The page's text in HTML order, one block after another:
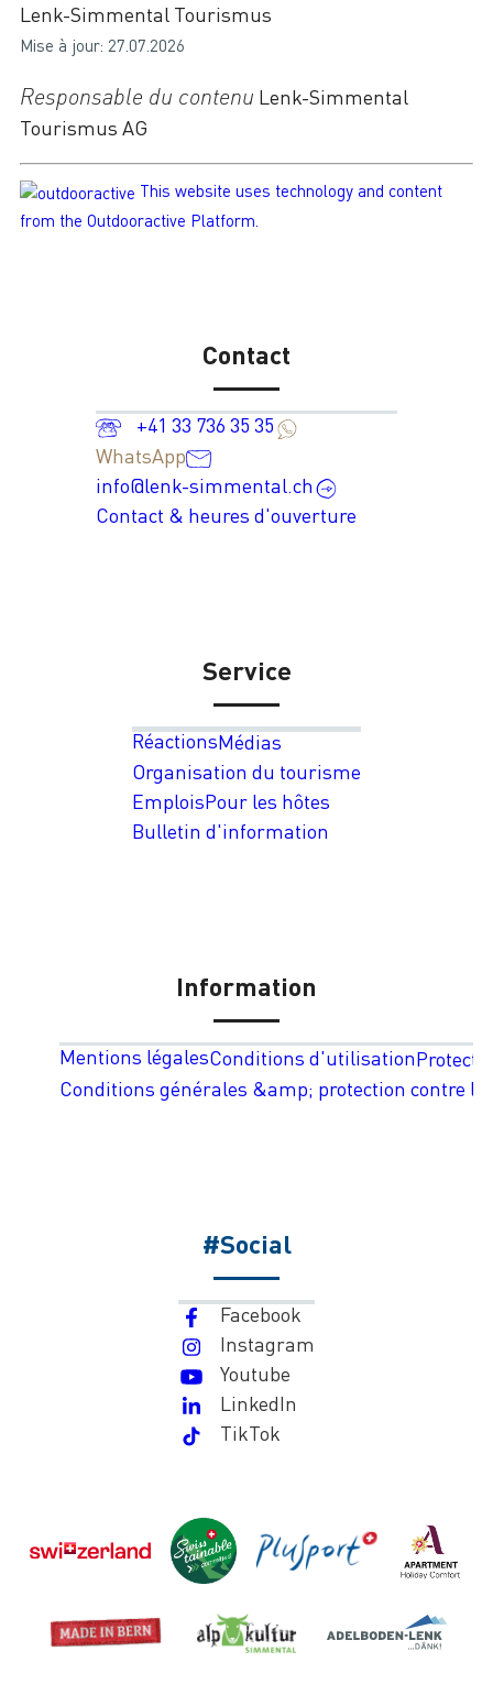
Lenk-Simmental Tourismus
Mise à jour: 27.07.2026
Responsable du contenu Lenk-Simmental
Tourismus AG
This website uses technology and content
from the Outdooractive Platform.
Contact
+41 33 736 35 35
WhatsApp
info@lenk-simmental.ch
Contact & heures d'ouverture
Service
RéactionsMédias
Organisation du tourisme
EmploisPour les hôtes
Bulletin d'information
Information
Mentions légalesConditions d'utilisation
Conditions générales &amp; protection contre
#Social
Facebook
Instagram
Youtube
LinkedIn
TikTok